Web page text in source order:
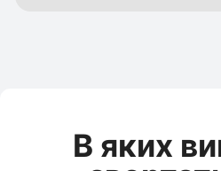
В яких